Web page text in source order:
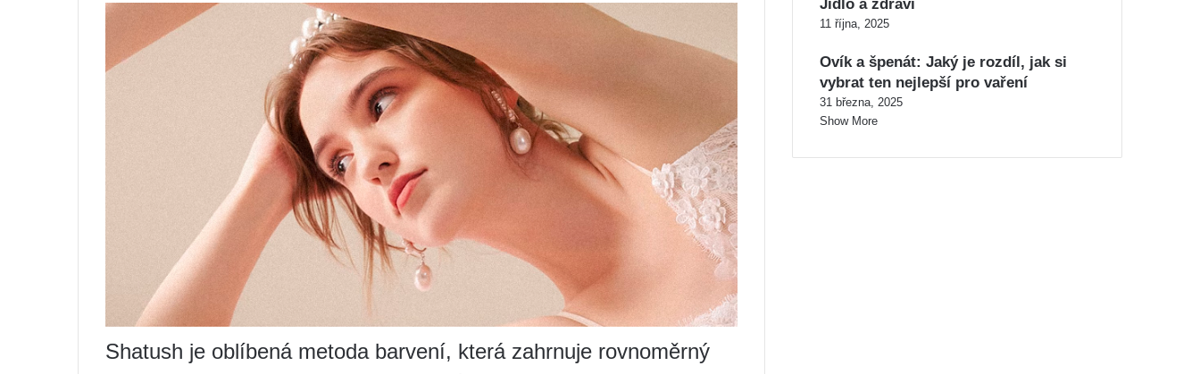
Shatush je oblíbená metoda barvení, která zahrnuje rovnoměrný
Jídlo a zdraví
11 října, 2025
Ovík a špenát: Jaký je rozdíl, jak si
vybrat ten nejlepší pro vaření
31 března, 2025
Show More